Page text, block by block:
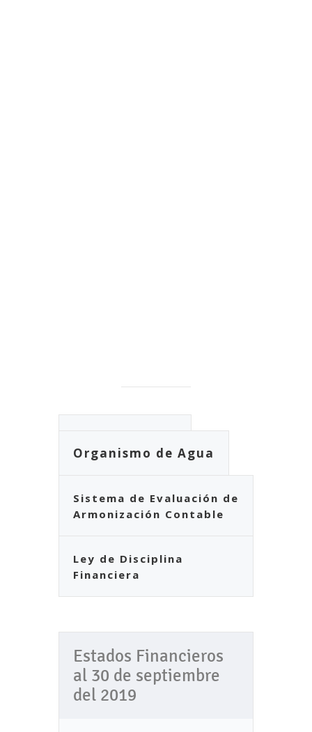
Organismo de Agua
Sistema de Evaluación de
Armonización Contable
Ley de Disciplina
Financiera
Estados Financieros
al 30 de septiembre
del 2019